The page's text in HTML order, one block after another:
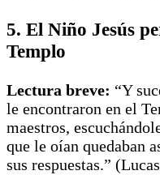
5. El Niño Jesús
Templo
Lectura breve: “Y
le encontraron en el
maestros,
que le oían quedaban
sus respuestas.”